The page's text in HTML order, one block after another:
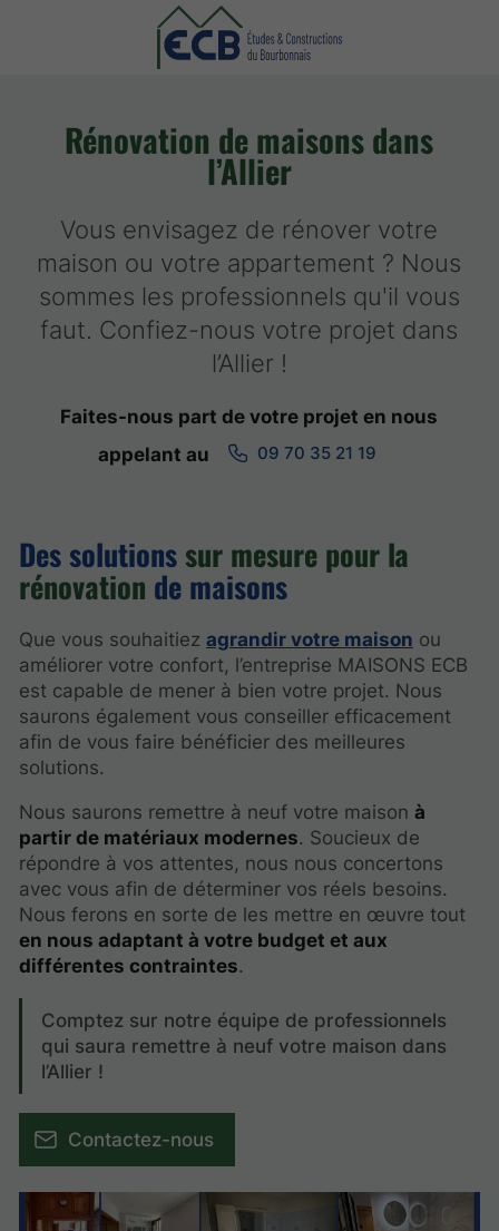
Rénovation de maisons dans
l’Allier
Vous envisagez de rénover votre
maison ou votre appartement ? Nous
sommes les professionnels qu'il vous
faut. Confiez-nous votre projet dans
l’Allier !
Faites-nous part de votre projet en nous
appelant au
09 70 35 21 19
Des solutions sur mesure pour la
rénovation de maisons
Que vous souhaitiez agrandir votre maison ou
améliorer votre confort, l’entreprise MAISONS ECB
est capable de mener à bien votre projet. Nous
saurons également vous conseiller efficacement
afin de vous faire bénéficier des meilleures
solutions.
Nous saurons remettre à neuf votre maison à
partir de matériaux modernes. Soucieux de
répondre à vos attentes, nous nous concertons
avec vous afin de déterminer vos réels besoins.
Nous ferons en sorte de les mettre en œuvre tout
en nous adaptant à votre budget et aux
différentes contraintes.
Comptez sur notre équipe de professionnels
qui saura remettre à neuf votre maison dans
l’Allier !
Contactez-nous